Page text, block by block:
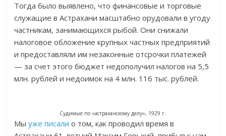
Тогда было выявлено, что финансовые и торговые
служащие в Астрахани масштабно орудовали в угоду
частникам, занимающихся рыбой. Они снижали
налоговое обложение крупных частных предприятий
и предоставляли им незаконные отсрочки платежей
— за счет этого бюджет недополучил налогов на 5,5
млн. рублей и недоимок на 4 млн. 116 тыс. рублей.
Судимые по «астраханскому делу», 1929 г.
Мыуже писали о том, как проводил время в